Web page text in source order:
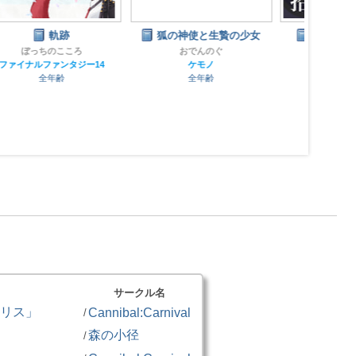
狐の神使と生贄の少女
おでんのぐ
ケモノ
猫神ちゃんと招き犬
Lomelette
サークル名
ス」 /Cannibal:Carnival
/森の小径